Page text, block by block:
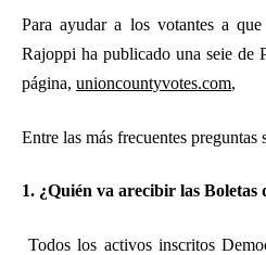
Para ayudar a los votantes a
Rajoppi ha publicado una seie de
página, unioncountyvotes.com,
Entre las más frecuentes preguntas
1. ¿Quién va arecibir las Boletas
Todos los activos inscritos